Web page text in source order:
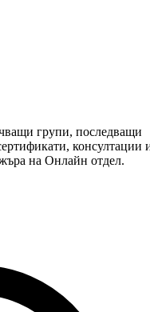
групи, последващи
консултации
на Онлайн отдел.